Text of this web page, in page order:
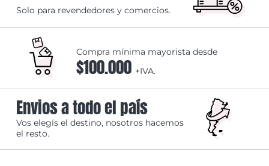
Solo para revendedores y comercios.
Compra mínima mayorista desde
$100.000 +IVA.
Envios a todo el país
Vos elegís el destino, nosotros hacemos
el resto.